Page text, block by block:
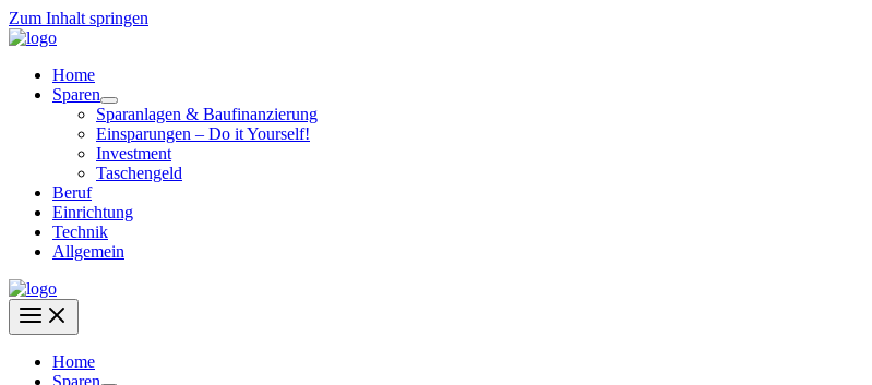
Zum Inhalt springen
Home
Sparen
Sparanlagen & Baufinanzierung
Einsparungen – Do it Yourself!
Investment
Taschengeld
Beruf
Einrichtung
Technik
Allgemein
Home
Sparen